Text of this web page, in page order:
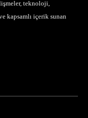
teknoloji,
kapsamlı içerik sunan